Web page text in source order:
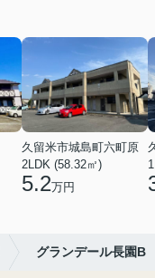
久留米市城島町六町原
2LDK (58.32㎡)
5.2万円
グランデール長園B